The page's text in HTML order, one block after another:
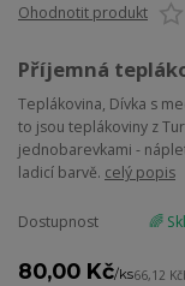
Ohodnotit produkt
Příjemná
Teplákovina, Dívka s
to jsou teplákoviny z
jednobarevkami -
ladicí barvě. celý popis
Dostupnost 🌈
80,00 Kč/ks66,12 Kč